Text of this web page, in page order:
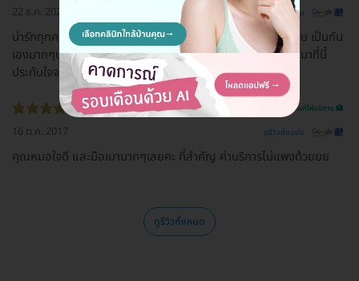
22 ธ.ค. 2022 ดูรีวิวต้นฉบับ
น่ารักทุกคนเลยค่ะบริการและต้อนรับตั้งแต่เดินเข้าใช้บริการจนจบ เป็นกัน
เองมากๆประทับใจตั้งแต่ครั้งแรกทีมา อยู่ราชรีค่ะแต่ยืนยันว่าจะมาที่นี้
ประทับใจจริงๆ ไม่ผิดหวังแน่นอน##เคสจัดฟัน
รีวิวสถานที่ให้บริการ 🏥
16 ต.ค. 2017 ดูรีวิวต้นฉบับ
คุณหมอใจดี และมือเบามากๆเลยคะ ที่สำคัญ ค่าบริการไม่แพงด้วยยย
ดูรีวิวทั้งหมด